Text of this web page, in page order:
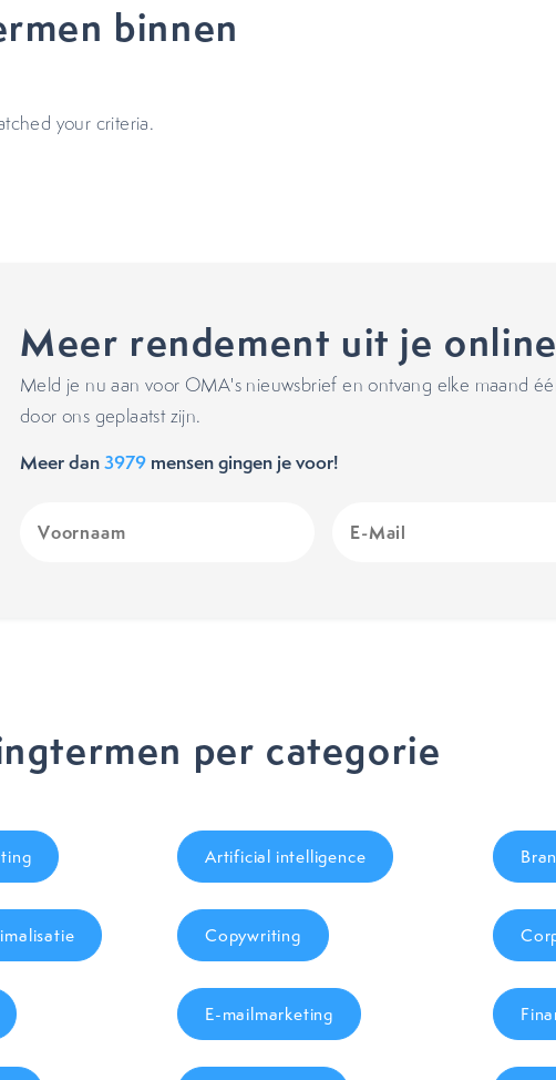
binnen
your criteria.
Meer rendement uit je
Meld je nu aan voor OMA's nieuwsbrief en ontvang elke maand
door ons geplaatst zijn.
Meer dan3979 mensen gingen je voor!
(Vereist)
Mail
per categorie
Artificial intelligence
Copywriting
E-mailmarketing